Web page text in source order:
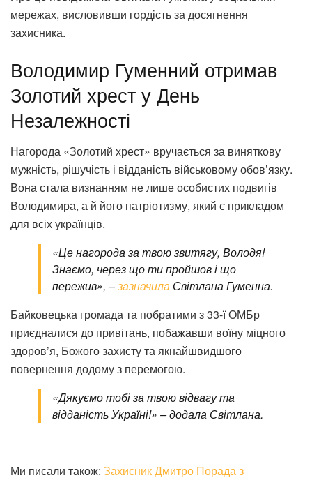
мережах, висловивши гордість за досягнення
захисника.
Володимир Гуменний отримав
Золотий хрест у День
Незалежності
Нагорода «Золотий хрест» вручається за виняткову
мужність, рішучість і відданість військовому обов’язку.
Вона стала визнанням не лише особистих подвигів
Володимира, а й його патріотизму, який є прикладом
для всіх українців.
«Це нагорода за твою звитягу, Володя!
Знаємо, через що ти пройшов і що
пережив», –зазначила Світлана Гуменна.
Байковецька громада та побратими з 33-ї ОМБр
приєдналися до привітань, побажавши воїну міцного
здоров’я, Божого захисту та якнайшвидшого
повернення додому з перемогою.
«Дякуємо тобі за твою відвагу та
відданість Україні!» – додала Світлана.
Ми писали також: Захисник Дмитро Порада з